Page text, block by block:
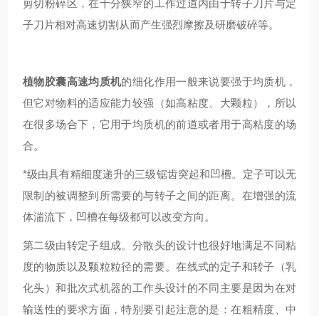
剪切粉碎区，在十分狭窄的工作过道内由于转子刀片与定
子刀片相对高速切割从而产生强烈摩擦及研磨破碎等。
植物胶囊高速均质机的细化作用一般来说要强于均质机，
但它对物料的适应能力较强（如高粘度、大颗粒），所以
在很多场合下，它用于均质机的前道或者用于高粘度的场
合。
*级由具有精细度递升的三级锯齿突起和凹槽。定子可以无
限制的被调整到所需要的与转子之间的距离。在增强的流
体湍流下，凹槽在每级都可以改变方向。
第二级由转定子组成。分散头的设计也很好地满足不同粘
度的物质以及颗粒粒径的需要。在线式的定子和转子（乳
化头）和批次式机器的工作头设计的不同主要是因为在对
输送性的要求方面，特别要引起注意的是：在粗精度、中